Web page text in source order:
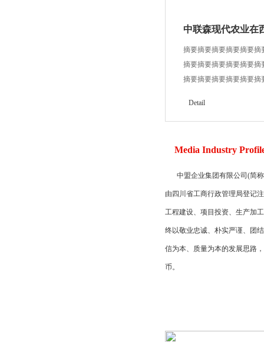
中联森现代农业在
摘要摘要摘要摘要摘要
摘要摘要摘要摘要摘要
摘要摘要摘要摘要摘要
Detail
Media Industry
中盟企业集团有限公司(简称
由四川省工商行政管理局登记注
工程建设 、项目投资 、生产
终以敬业忠诚、朴实严谨、团
信为本、质量为本的发展思路
币。